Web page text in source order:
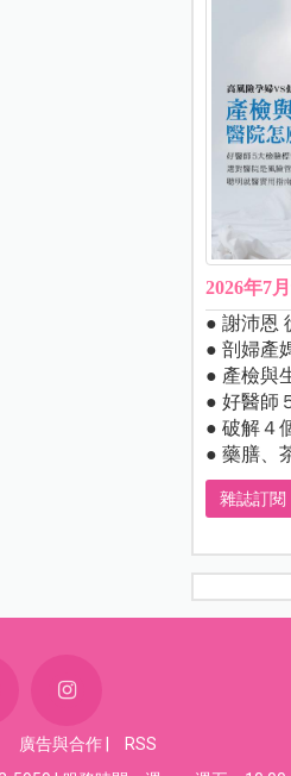
2026年7
● 謝沛恩
● 剖婦產
● 產檢與
● 好醫師
● 破解４
● 藥膳、
雜誌訂閱
廣告與合作
RSS